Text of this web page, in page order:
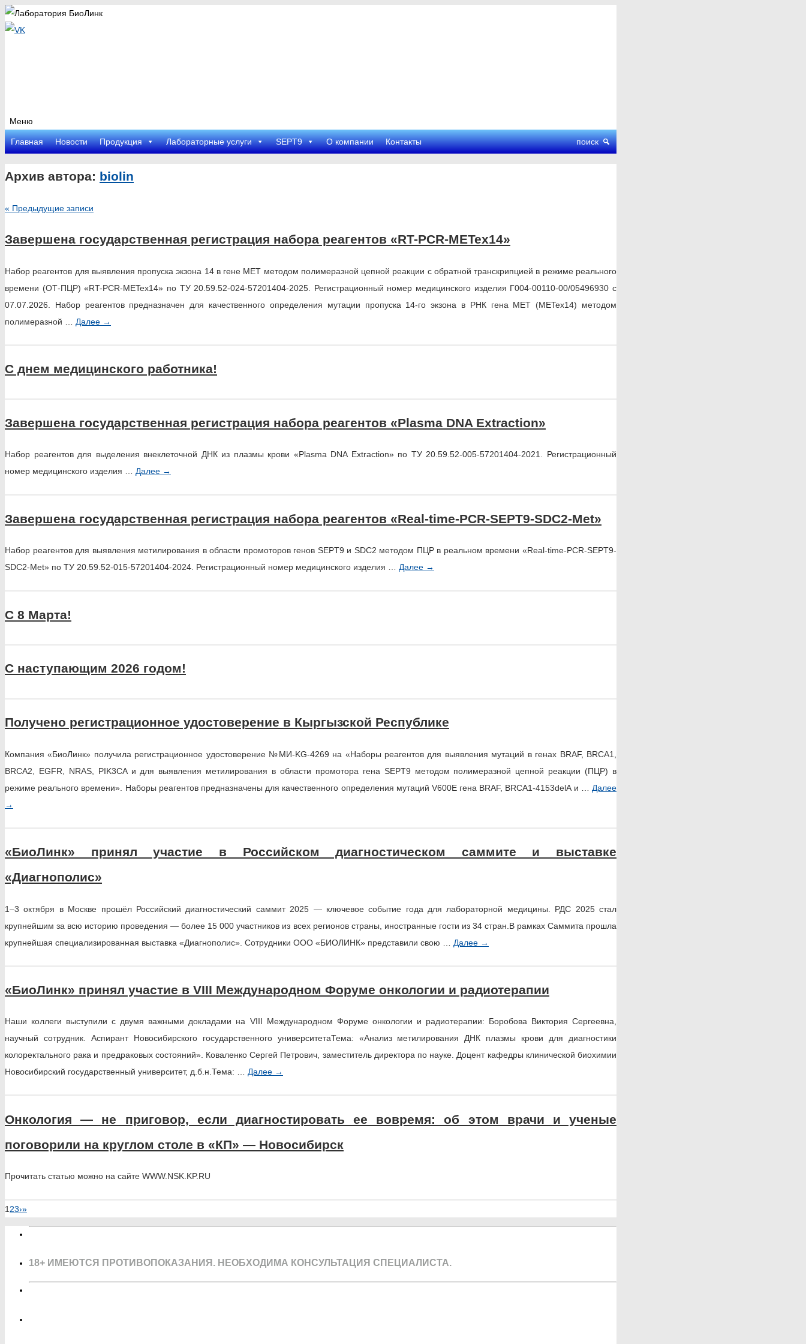
Меню
Перейти
к
содержимому
Главная Новости Продукция Лабораторные услуги SEPT9 О компании Контакты поиск
Архив автора: biolin
« Предыдущие записи
Завершена государственная регистрация набора реагентов «RT-PCR-METex14»
Набор реагентов для выявления пропуска экзона 14 в гене MET методом полимеразной цепной реакции c обратной транскрипцией в режиме реального
времени (ОТ-ПЦР) «RT-PCR-METex14» по ТУ 20.59.52-024-57201404-2025. Регистрационный номер медицинского изделия Г004-00110-00/05496930 с
07.07.2026. Набор реагентов предназначен для качественного определения мутации пропуска 14-го экзона в РНК гена МЕТ (METex14) методом
полимеразной … Далее →
С днем медицинского работника!
Завершена государственная регистрация набора реагентов «Plasma DNA Extraction»
Набор реагентов для выделения внеклеточной ДНК из плазмы крови «Plasma DNA Extraction» по ТУ 20.59.52-005-57201404-2021. Регистрационный
номер медицинского изделия … Далее →
Завершена государственная регистрация набора реагентов «Real-time-PCR-SEPT9-SDC2-Met»
Набор реагентов для выявления метилирования в области промоторов генов SEPT9 и SDC2 методом ПЦР в реальном времени «Real-time-PCR-SEPT9-
SDC2-Met» по ТУ 20.59.52-015-57201404-2024. Регистрационный номер медицинского изделия … Далее →
C 8 Марта!
С наступающим 2026 годом!
Получено регистрационное удостоверение в Кыргызской Республике
Компания «БиоЛинк» получила регистрационное удостоверение №МИ-KG-4269 на «Наборы реагентов для выявления мутаций в генах BRAF, BRCA1,
BRCA2, EGFR, NRAS, PIK3CA и для выявления метилирования в области промотора гена SEPT9 методом полимеразной цепной реакции (ПЦР) в
режиме реального времени». Наборы реагентов предназначены для качественного определения мутаций V600E гена BRAF, BRCA1-4153delA и … Далее
→
«БиоЛинк» принял участие в Российском диагностическом саммите и выставке
«Диагнополис»
1–3 октября в Москве прошёл Российский диагностический саммит 2025 — ключевое событие года для лабораторной медицины. РДС 2025 стал
крупнейшим за всю историю проведения — более 15 000 участников из всех регионов страны, иностранные гости из 34 стран.В рамках Саммита прошла
крупнейшая специализированная выставка «Диагнополис». Сотрудники ООО «БИОЛИНК» представили свою … Далее →
«БиоЛинк» принял участие в VIII Международном Форуме онкологии и радиотерапии
Наши коллеги выступили с двумя важными докладами на VIII Международном Форуме онкологии и радиотерапии: Боробова Виктория Сергеевна,
научный сотрудник. Аспирант Новосибирского государственного университетаТема: «Анализ метилирования ДНК плазмы крови для диагностики
колоректального рака и предраковых состояний». Коваленко Сергей Петрович, заместитель директора по науке. Доцент кафедры клинической биохимии
Новосибирский государственный университет, д.б.н.Тема: … Далее →
Онкология — не приговор, если диагностировать ее вовремя: об этом врачи и ученые
поговорили на круглом столе в «КП» — Новосибирск
Прочитать статью можно на сайте WWW.NSK.KP.RU
123›»
18+ ИМЕЮТСЯ ПРОТИВОПОКАЗАНИЯ. НЕОБХОДИМА КОНСУЛЬТАЦИЯ СПЕЦИАЛИСТА.